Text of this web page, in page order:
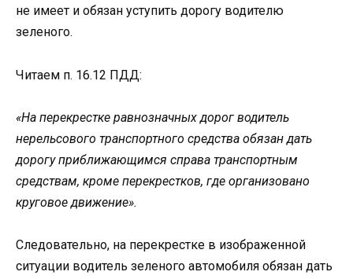
не имеет и обязан уступить дорогу водителю
зеленого.
Читаем п. 16.12 ПДД:
«На перекрестке равнозначных дорог водитель
нерельсового транспортного средства обязан дать
дорогу приближающимся справа транспортным
средствам, кроме перекрестков, где организовано
круговое движение».
Следовательно, на перекрестке в изображенной
ситуации водитель зеленого автомобиля обязан дать